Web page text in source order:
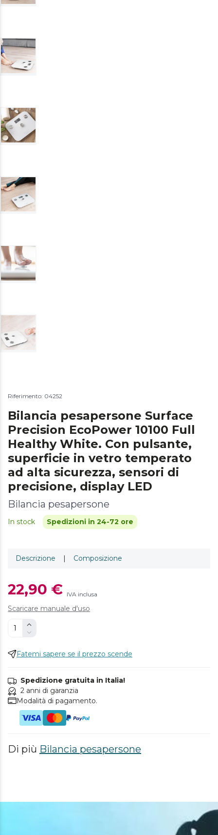
Riferimento: 04252
Bilancia pesapersone Surface
Precision EcoPower 10100 Full
Healthy White. Con pulsante,
superficie in vetro temperato
ad alta sicurezza, sensori di
precisione, display LED
Bilancia pesapersone
In stock Spedizioni in 24-72 ore
Descrizione | Composizione
22,90 € IVA inclusa
Scaricare manuale d'uso
Fatemi sapere se il prezzo scende
Spedizione gratuita in Italia!
2 anni di garanzia
Modalità di pagamento.
Di più Bilancia pesapersone